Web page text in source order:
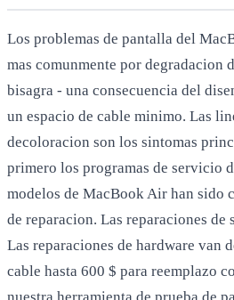
Los problemas de pantalla del
mas comunmente por degradacion
bisagra - una consecuencia del
un espacio de cable minimo. Las
decoloracion son los sintomas
primero los programas de servicio
modelos de MacBook Air han sido
de reparacion. Las reparaciones de
Las reparaciones de hardware van
cable hasta 600 $ para reemplazo
nuestra herramienta de prueba de